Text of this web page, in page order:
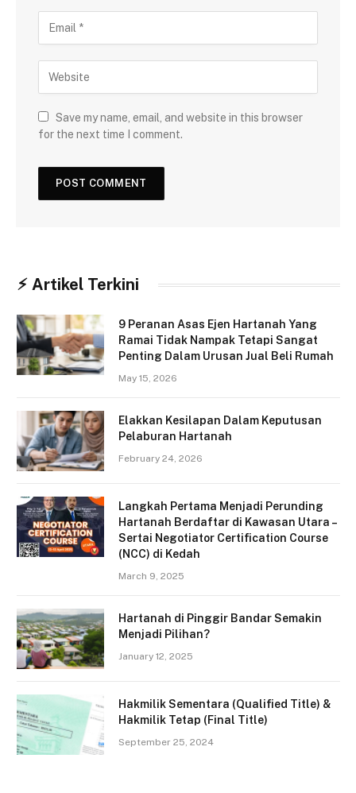
Save my name, email, and website in this browser
for the next time I comment.
⚡︎ Artikel Terkini
9 Peranan Asas Ejen Hartanah Yang
Ramai Tidak Nampak Tetapi Sangat
Penting Dalam Urusan Jual Beli Rumah
May 15, 2026
Elakkan Kesilapan Dalam Keputusan
Pelaburan Hartanah
February 24, 2026
Langkah Pertama Menjadi Perunding
Hartanah Berdaftar di Kawasan Utara –
Sertai Negotiator Certification Course
(NCC) di Kedah
March 9, 2025
Hartanah di Pinggir Bandar Semakin
Menjadi Pilihan?
January 12, 2025
Hakmilik Sementara (Qualified Title) &
Hakmilik Tetap (Final Title)
September 25, 2024